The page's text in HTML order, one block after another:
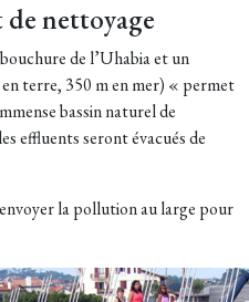
de nettoyage
de l’Uhabia et un
terre, 350 m en mer) « permet
bassin naturel de
effluents seront évacués de
la pollution au large pour